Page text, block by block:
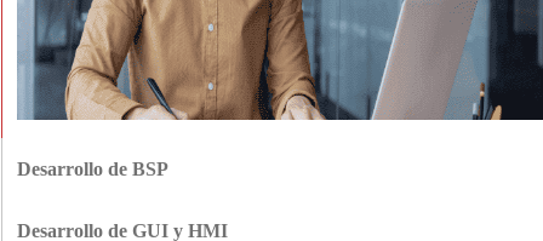
Desarrollo de BSP
Desarrollo de GUI y HMI